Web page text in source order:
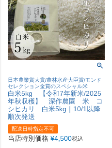
日本農業賞大賞/農林水産大臣賞/モンド
セレクション金賞のスペシャル米
白米5kg 【令和7年新米/2025
年秋収穫】 深作農園 米 コ
シヒカリ 白米5kg｜10/1以降
順次発送
配送日時指定不可
当店特別価格 ¥4,500税込